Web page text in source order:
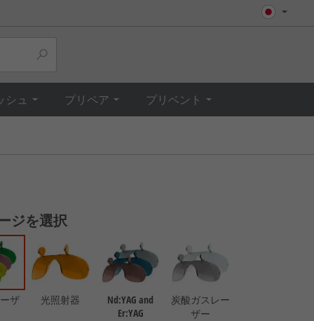
シュ プリペア プリベント
ジを選択
ザ
光照射器
Nd:YAG and
Er:YAG
炭酸ガスレー
ザー